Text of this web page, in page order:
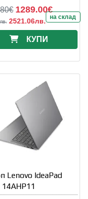
1289.00€
2521.06лв. на склад
КУПИ
Lenovo IdeaPad